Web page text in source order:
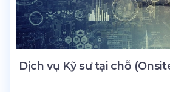
Dịch vụ Kỹ sư tại chỗ